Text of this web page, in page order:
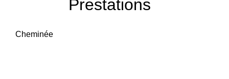
Prestations
Cheminée